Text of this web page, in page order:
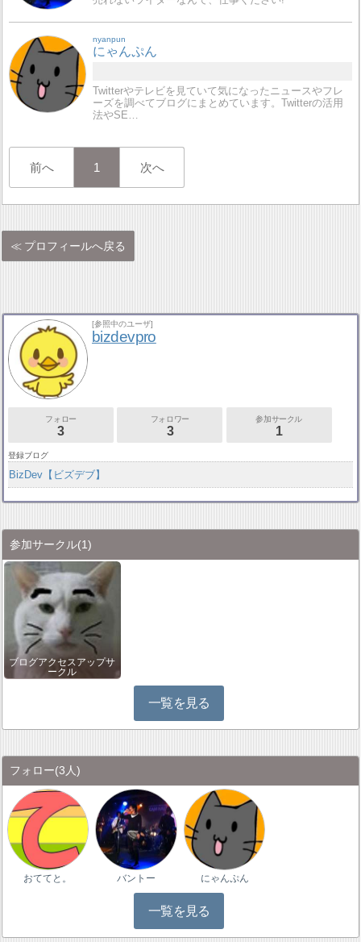
nyanpun
にゃんぷん
Twitterやテレビを見ていて気になったニュースやフレ
ーズを調べてブログにまとめています。Twitterの活用
法やSE…
前へ 1 次へ
プロフィールへ戻る
[参照中のユーザ]
bizdevpro
フォロー
3
フォロワー
3
参加サークル
1
登録ブログ
BizDev【ビズデブ】
参加サークル(1)
ブログアクセスアップサ
ークル
一覧を見る
フォロー(3人)
おててと。 バントー にゃんぷん
一覧を見る